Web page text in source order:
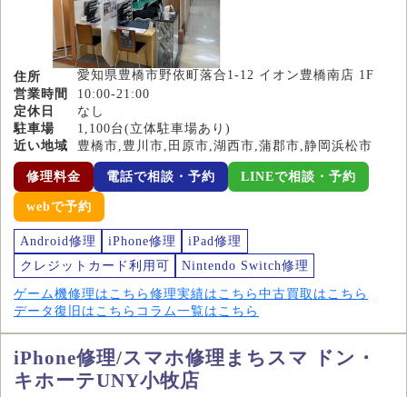
住所
愛知県豊橋市野依町落合1-12 イオン豊橋南店 1F
営業時間
10:00-21:00
定休日
なし
駐車場
1,100台(立体駐車場あり)
近い地域
豊橋市,豊川市,田原市,湖西市,蒲郡市,静岡浜松市
修理料金 電話で相談・予約 LINEで相談・予約
webで予約
Android修理 iPhone修理
iPad修理
クレジットカード利用可
Nintendo Switch修理
ゲーム機修理はこちら 修理実績はこちら 中古買取はこちら
データ復旧はこちら コラム一覧はこちら
iPhone修理/スマホ修理まちスマ ドン・
キホーテUNY小牧店